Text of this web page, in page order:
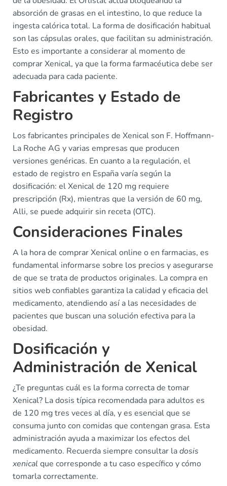
absorción de grasas en el intestino, lo que reduce la
ingesta calórica total. La forma de dosificación habitual
son las cápsulas orales, que facilitan su administración.
Esto es importante a considerar al momento de
comprar Xenical, ya que la forma farmacéutica debe ser
adecuada para cada paciente.
Fabricantes y Estado de
Registro
Los fabricantes principales de Xenical son F. Hoffmann-
La Roche AG y varias empresas que producen
versiones genéricas. En cuanto a la regulación, el
estado de registro en España varía según la
dosificación: el Xenical de 120 mg requiere
prescripción (Rx), mientras que la versión de 60 mg,
Alli, se puede adquirir sin receta (OTC).
Consideraciones Finales
A la hora de comprar Xenical online o en farmacias, es
fundamental informarse sobre los precios y asegurarse
de que se trata de productos originales. La compra en
sitios web confiables garantiza la calidad y eficacia del
medicamento, atendiendo así a las necesidades de
pacientes que buscan una solución efectiva para la
obesidad.
Dosificación y
Administración de Xenical
¿Te preguntas cuál es la forma correcta de tomar
Xenical? La dosis típica recomendada para adultos es
de 120 mg tres veces al día, y es esencial que se
consuma junto con comidas que contengan grasa. Esta
administración ayuda a maximizar los efectos del
medicamento. Recuerda siempre consultar ladosis
xenical que corresponde a tu caso específico y cómo
tomarla correctamente.